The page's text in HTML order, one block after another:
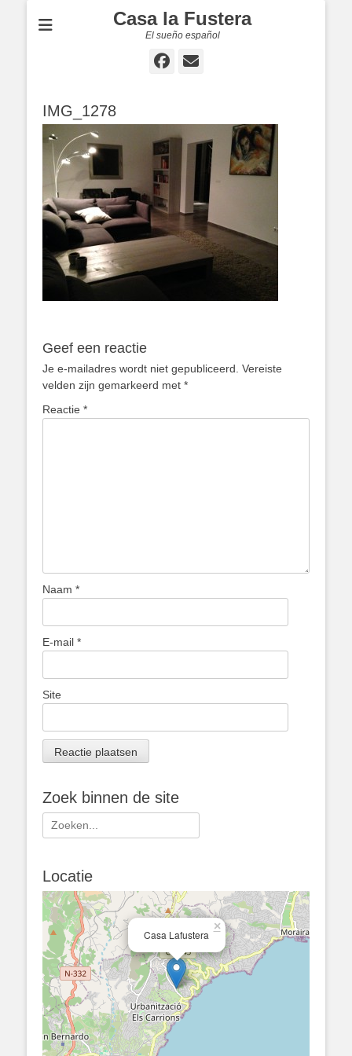
Casa la Fustera
El sueño español
Facebook
E-
IMG_1278
Geef een reactie
Je e-mailadres wordt niet gepubliceerd. Vereiste
velden zijn gemarkeerd met *
Reactie *
Naam *
E-mail *
Site
Zoek binnen de site
Zoeken
naar:
Locatie
Casa Lafustera
×